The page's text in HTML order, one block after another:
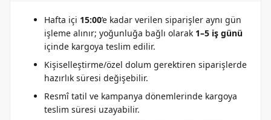
Hafta içi 15:00’e kadar verilen siparişler aynı gün
işleme alınır; yoğunluğa bağlı olarak 1–5 iş günü
içinde kargoya teslim edilir.
Kişiselleştirme/özel dolum gerektiren siparişlerde
hazırlık süresi değişebilir.
Resmî tatil ve kampanya dönemlerinde kargoya
teslim süresi uzayabilir.